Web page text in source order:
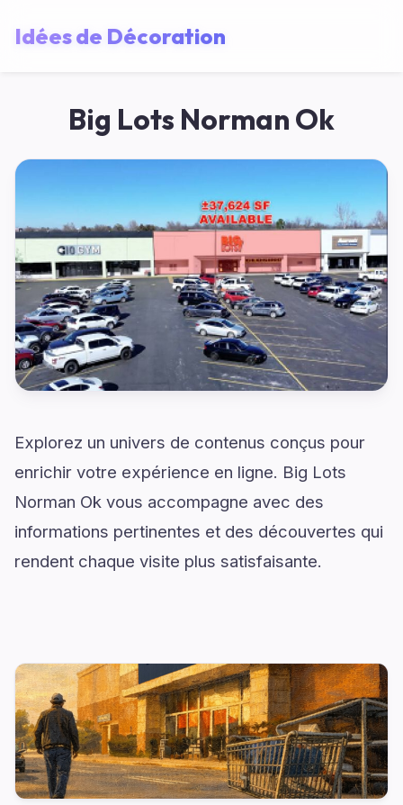
Idées de Décoration
Big Lots Norman Ok
Explorez un univers de contenus conçus pour
enrichir votre expérience en ligne. Big Lots
Norman Ok vous accompagne avec des
informations pertinentes et des découvertes qui
rendent chaque visite plus satisfaisante.